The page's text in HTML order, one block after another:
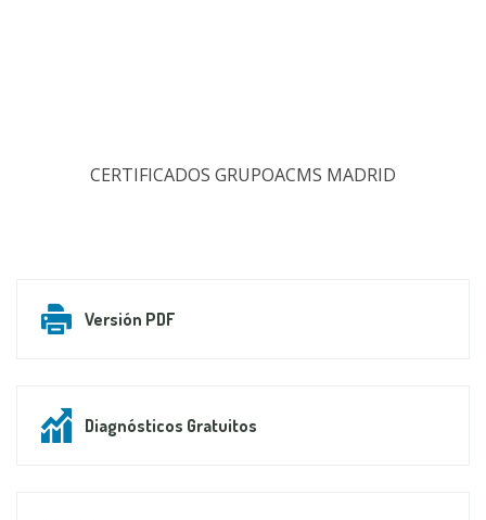
CERTIFICADOS GRUPOACMS MADRID
Versión PDF
Diagnósticos Gratuitos